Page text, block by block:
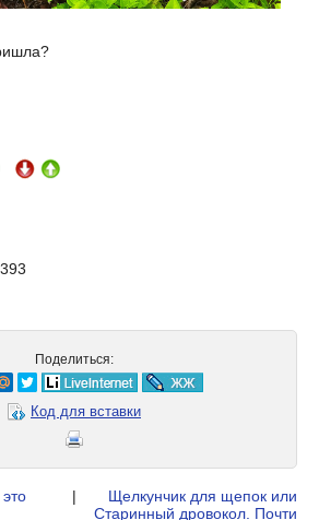
393
Поделиться:
Код для вставки
|
Щелкунчик для щепок или
Старинный дровокол. Почти